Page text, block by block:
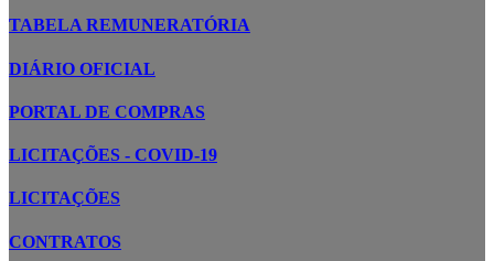
TABELA REMUNERATÓRIA
DIÁRIO OFICIAL
PORTAL DE COMPRAS
LICITAÇÕES - COVID-19
LICITAÇÕES
CONTRATOS